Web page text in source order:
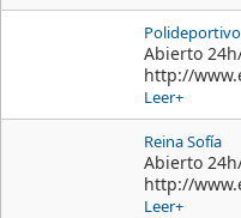
Abierto
http://
Leer+
Reina Sofía
Abierto
http://
Leer+